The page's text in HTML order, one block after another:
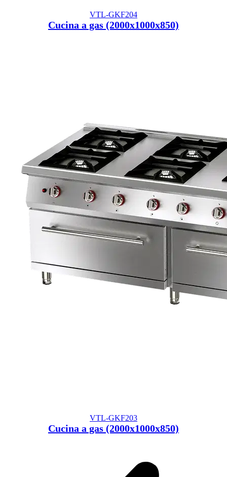
VTL-GKF204
Cucina a gas (2000x1000x850)
VTL-GKF203
Cucina a gas (2000x1000x850)